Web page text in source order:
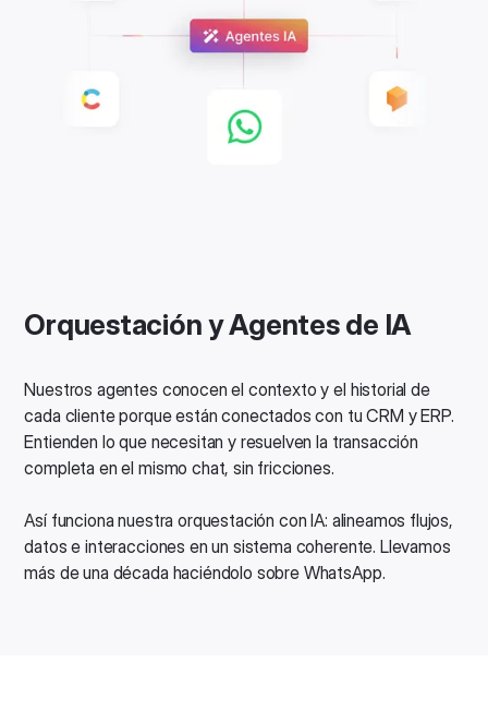
Orquestación y Agentes de IA
Nuestros agentes conocen el contexto y el historial de
cada cliente porque están conectados con tu CRM y ERP.
Entienden lo que necesitan y resuelven la transacción
completa en el mismo chat, sin fricciones.
Así funciona nuestra orquestación con IA: alineamos flujos,
datos e interacciones en un sistema coherente. Llevamos
más de una década haciéndolo sobre WhatsApp.